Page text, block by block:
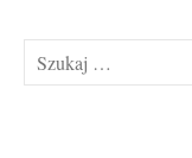
Szukaj: